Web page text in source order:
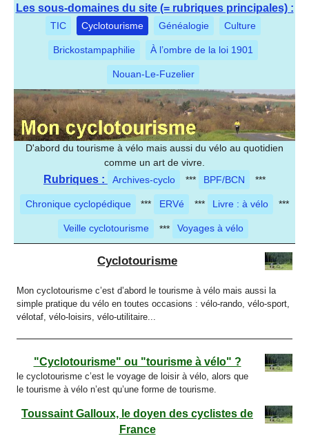
Les sous-domaines du site (= rubriques principales) :
TIC Cyclotourisme Généalogie Culture
Brickostampaphilie À l’ombre de la loi 1901
Nouan-Le-Fuzelier
D'abord du tourisme à vélo mais aussi du vélo au quotidien
comme un art de vivre.
Rubriques : Archives-cyclo *** BPF/BCN ***
Chronique cyclopédique *** ERVé *** Livre : à vélo ***
Veille cyclotourisme *** Voyages à vélo
Cyclotourisme
Mon cyclotourisme c’est d’abord le tourisme à vélo mais aussi la
simple pratique du vélo en toutes occasions : vélo-rando, vélo-sport,
vélotaf, vélo-loisirs, vélo-utilitaire...
"Cyclotourisme" ou "tourisme à vélo" ?
le cyclotourisme c’est le voyage de loisir à vélo, alors que
le tourisme à vélo n’est qu’une forme de tourisme.
Toussaint Galloux, le doyen des cyclistes de
France